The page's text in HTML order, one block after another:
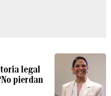
legal
pierdan